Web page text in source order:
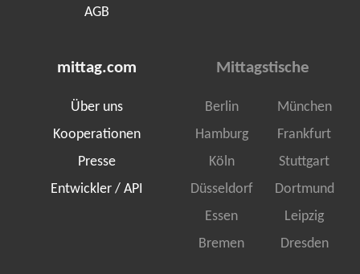
AGB
mittag.com
Über uns
Kooperationen
Presse
Entwickler / API
Mittagstische
Berlin
München
Hamburg
Frankfurt
Köln
Stuttgart
Düsseldorf
Dortmund
Essen
Leipzig
Bremen
Dresden